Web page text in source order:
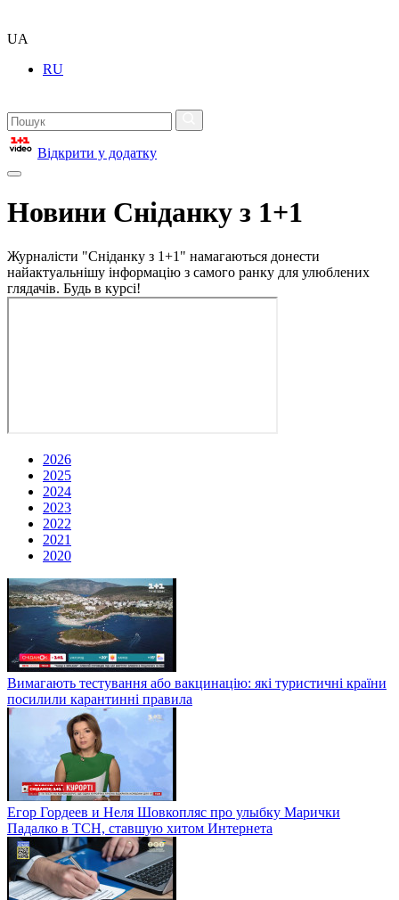
UA
RU
Відкрити у додатку
Новини Сніданку з 1+1
Журналісти "Сніданку з 1+1" намагаються донести
найактуальнішу інформацію з самого ранку для улюблених
глядачів. Будь в курсі!
2026
2025
2024
2023
2022
2021
2020
Вимагають тестування або вакцинацію: які туристичні країни
посилили карантинні правила
Егор Гордеев и Неля Шовкопляс про улыбку Марички
Падалко в ТСН, ставшую хитом Интернета